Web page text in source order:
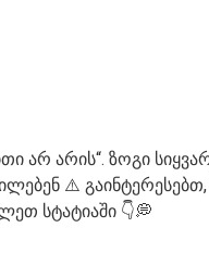
არ არის“. ზოგი
⚠️ გაინტერესებთ,
სტატიაში 👇💭